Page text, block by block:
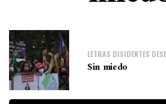
LETRAS DISIDENTES
Sin miedo